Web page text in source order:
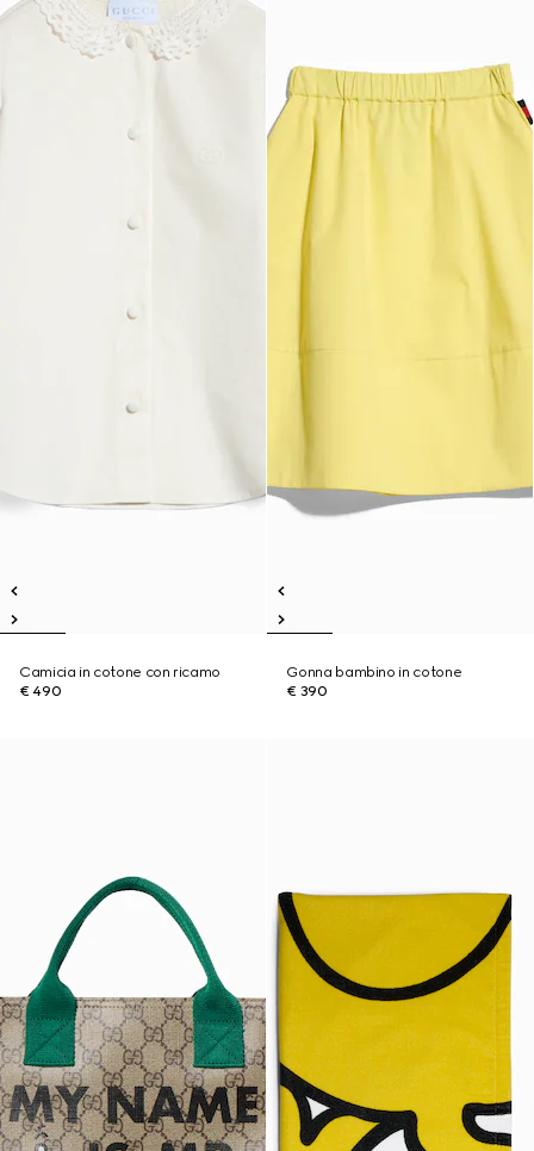
Camicia in cotone con ricamo
€ 490
Gonna bambino in cotone
€ 390